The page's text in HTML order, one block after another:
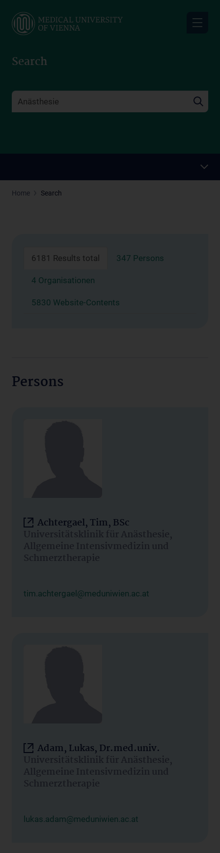
main
Search
Home Search
6181 Results total 347 Persons
4 Organisationen
5830 Website-Contents
Persons
Achtergael, Tim, BSc
Universitätsklinik für Anästhesie,
Allgemeine Intensivmedizin und
Schmerztherapie
tim.achtergael@meduniwien.ac.at
Adam, Lukas, Dr.med.univ.
Universitätsklinik für Anästhesie,
Allgemeine Intensivmedizin und
Schmerztherapie
lukas.adam@meduniwien.ac.at